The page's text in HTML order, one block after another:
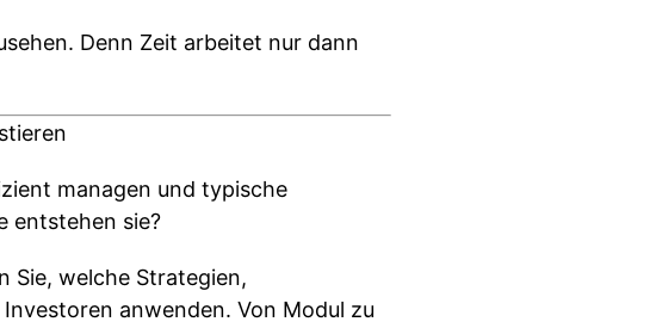
Denn Zeit arbeitet nur dann
managen und typische
entstehen sie?
Sie, welche Strategien,
anwenden. Von Modul zu